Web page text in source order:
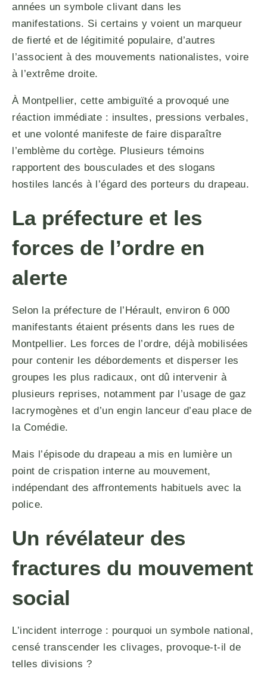
années un symbole clivant dans les
manifestations. Si certains y voient un marqueur
de fierté et de légitimité populaire, d’autres
l’associent à des mouvements nationalistes, voire
à l’extrême droite.
À Montpellier, cette ambiguïté a provoqué une
réaction immédiate : insultes, pressions verbales,
et une volonté manifeste de faire disparaître
l’emblème du cortège. Plusieurs témoins
rapportent des bousculades et des slogans
hostiles lancés à l’égard des porteurs du drapeau.
La préfecture et les
forces de l’ordre en
alerte
Selon la préfecture de l’Hérault, environ 6 000
manifestants étaient présents dans les rues de
Montpellier. Les forces de l’ordre, déjà mobilisées
pour contenir les débordements et disperser les
groupes les plus radicaux, ont dû intervenir à
plusieurs reprises, notamment par l’usage de gaz
lacrymogènes et d’un engin lanceur d’eau place de
la Comédie.
Mais l’épisode du drapeau a mis en lumière un
point de crispation interne au mouvement,
indépendant des affrontements habituels avec la
police.
Un révélateur des
fractures du mouvement
social
L’incident interroge : pourquoi un symbole national,
censé transcender les clivages, provoque-t-il de
telles divisions ?